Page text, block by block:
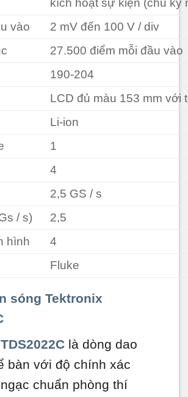
kích hoạt sự kiện (chu kỳ
vào
2 mV đến 100 V / div
27.500 điểm mỗi đầu vào
190-204
LCD đủ màu 153 mm với
Li-ion
1
4
2,5 GS / s
/ s)
2,5
hình
4
Fluke
sóng Tektronix
là dòng dao
bàn với độ chính xác
chuẩn phòng thí